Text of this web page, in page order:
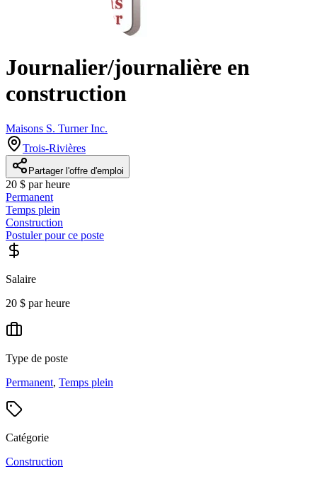
Journalier/journalière en
construction
Maisons S. Turner Inc.
Trois-Rivières
Partager l'offre d'emploi
20 $ par heure
Permanent
Temps plein
Construction
Postuler pour ce poste
Salaire
20 $ par heure
Type de poste
Permanent, Temps plein
Catégorie
Construction